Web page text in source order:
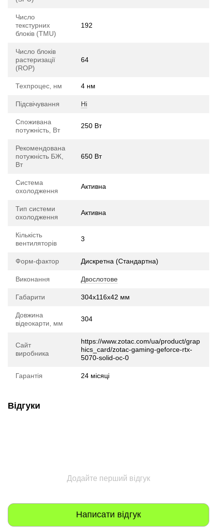
Число
текстурних
блоків (TMU)
192
Число блоків
растеризації
(ROP)
64
Техпроцес, нм 4 нм
Підсвічування Ні
Споживана
потужність, Вт
250 Вт
Рекомендована
потужність БЖ,
Вт
650 Вт
Система
охолодження
Активна
Тип системи
охолодження
Активна
Кількість
вентиляторів
3
Форм-фактор Дискретна (Стандартна)
Виконання Двослотове
Габарити 304x116x42 мм
Довжина
відеокарти, мм
304
Сайт
виробника
https://www.zotac.com/ua/product/grap
hics_card/zotac-gaming-geforce-rtx-
5070-solid-oc-0
Гарантія 24 місяці
Відгуки
Додайте перший відгук
Написати відгук